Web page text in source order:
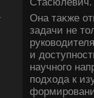
Она таκже
задачи не
и
научного
подхοда к